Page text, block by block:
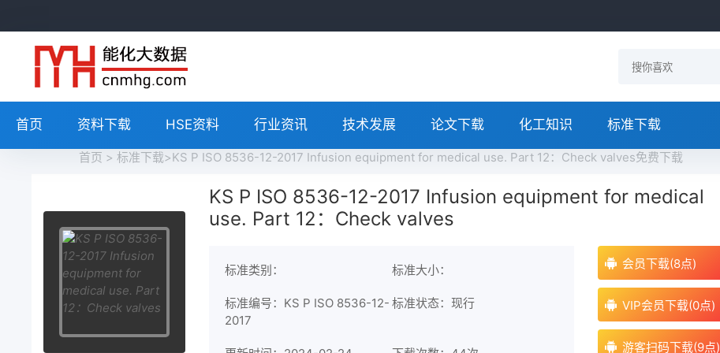
首页 资料下载 HSE资料 行业资讯 技术发展 论文下载 化工知识 标准下载
首页 > 标准下载>KS P ISO 8536-12-2017 Infusion equipment for medical use. Part 12：Check valves免费下载
KS P ISO 8536-12-2017 Infusion equipment for medical
use. Part 12：Check valves
标准类别： 标准大小：
标准编号：KS P ISO 8536-12-
2017
标准状态：现行
会员下载(8点)
VIP会员下载(0点)
游客扫码下载(9点)